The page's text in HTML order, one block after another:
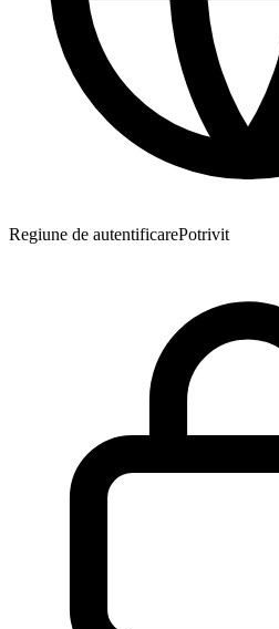
Perfect! Pot urmări progresul în direct?
Grozav, sunteți cei mai buni 🧡
Regiune de autentificarePotrivit